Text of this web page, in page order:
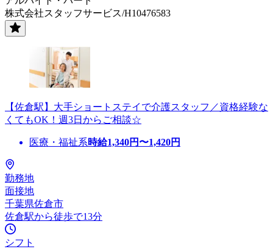
株式会社スタッフサービス/H10476583
【佐倉駅】大手ショートステイで介護スタッフ／資格経験な
くてもOK！週3日からご相談☆
医療・福祉系時給1,340円〜1,420円
勤務地
面接地
千葉県佐倉市
佐倉駅から徒歩で13分
シフト